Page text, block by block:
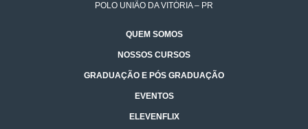
POLO UNIÃO DA VITÓRIA – PR
QUEM SOMOS
NOSSOS CURSOS
GRADUAÇÃO E PÓS GRADUAÇÃO
EVENTOS
ELEVENFLIX